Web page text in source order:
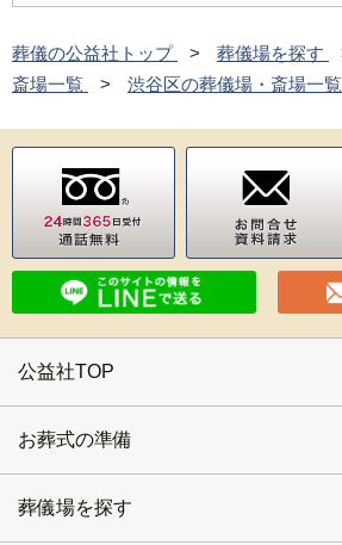
葬儀の公益社トップ 葬儀場を探す
斎場一覧
渋谷区の葬儀場・斎場一覧
公益社TOP
お葬式の準備
葬儀場を探す